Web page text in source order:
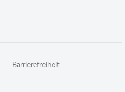
Barrierefreiheit